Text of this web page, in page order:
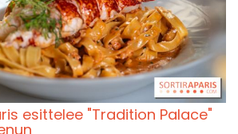
esittelee "Tradition Palace"